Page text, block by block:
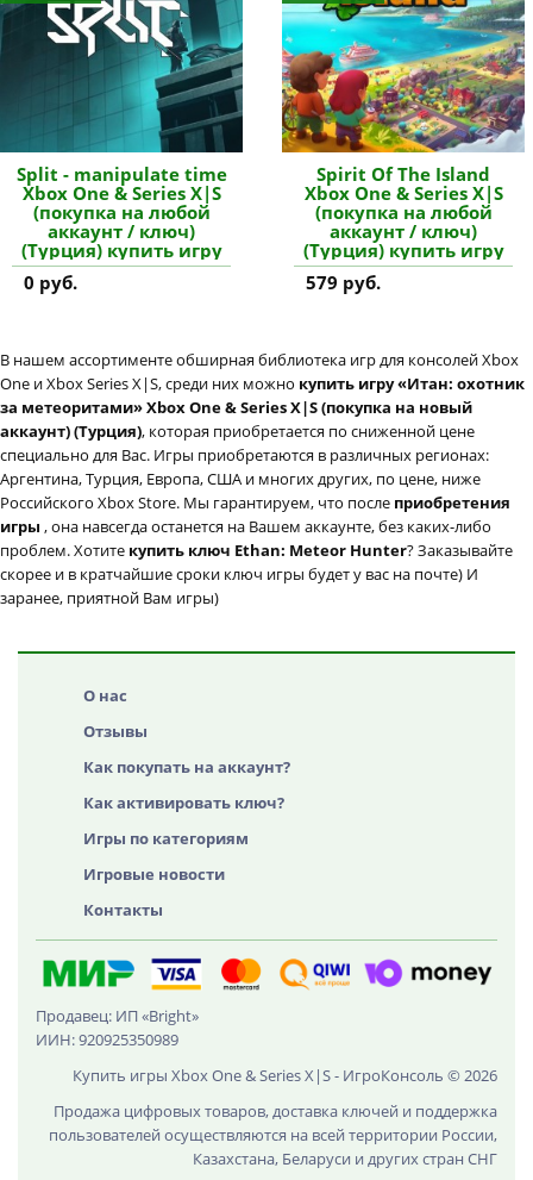
Split - manipulate time
Xbox One & Series X|S
(покупка на любой
аккаунт / ключ)
(Турция) купить игру
0 руб.
Spirit Of The Island
Xbox One & Series X|S
(покупка на любой
аккаунт / ключ)
(Турция) купить игру
579 руб.
В нашем ассортименте обширная библиотека игр для консолей Xbox
One и Xbox Series X|S, среди них можно купить игру «Итан: охотник
за метеоритами» Xbox One & Series X|S (покупка на новый
аккаунт) (Турция), которая приобретается по сниженной цене
специально для Вас. Игры приобретаются в различных регионах:
Аргентина, Турция, Европа, США и многих других, по цене, ниже
Российского Xbox Store. Мы гарантируем, что после приобретения
игры , она навсегда останется на Вашем аккаунте, без каких-либо
проблем. Хотите купить ключ Ethan: Meteor Hunter? Заказывайте
скорее и в кратчайшие сроки ключ игры будет у вас на почте) И
заранее, приятной Вам игры)
О нас
Отзывы
Как покупать на аккаунт?
Как активировать ключ?
Игры по категориям
Игровые новости
Контакты
Продавец: ИП «Bright»
ИИН: 920925350989
Купить игры Xbox One & Series X|S - ИгроКонсоль © 2026
Продажа цифровых товаров, доставка ключей и поддержка
пользователей осуществляются на всей территории России,
Казахстана, Беларуси и других стран СНГ